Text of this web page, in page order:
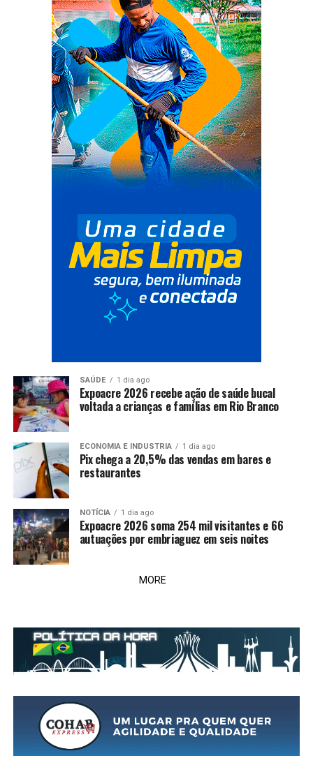
SAÚDE 1 dia ago
Expoacre 2026 recebe ação de saúde bucal
voltada a crianças e famílias em Rio Branco
ECONOMIA E INDUSTRIA 1 dia ago
Pix chega a 20,5% das vendas em bares e
restaurantes
NOTÍCIA 1 dia ago
Expoacre 2026 soma 254 mil visitantes e 66
autuações por embriaguez em seis noites
MORE